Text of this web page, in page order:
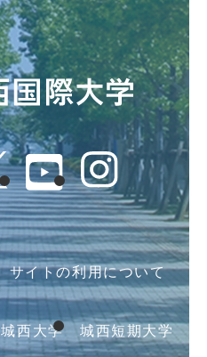
サイトの利用について
城西大学 城西短期大学